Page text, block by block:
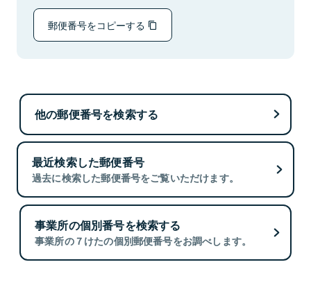
郵便番号をコピーする
他の郵便番号を検索する
最近検索した郵便番号
過去に検索した郵便番号をご覧いただけます。
事業所の個別番号を検索する
事業所の７けたの個別郵便番号をお調べします。